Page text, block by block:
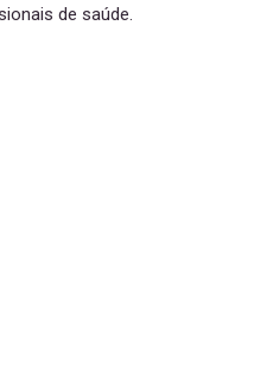
de saúde.